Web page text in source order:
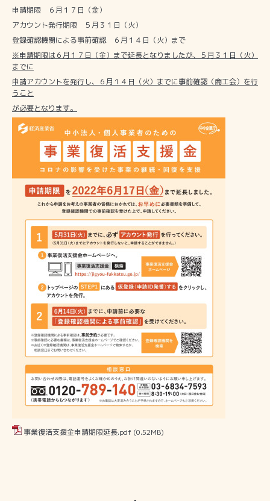
申請期限 ６月１７日（金）
アカウント発行期限 ５月３１日（火）
登録確認機関による事前確認 ６月１４日（火）まで
※申請期限は６月１７日（金）まで延長となりましたが、５月３１日（火）
までに
申請アカウントを発行し、６月１４日（火）までに事前確認（商工会）を行
うこと
が必要となります。
事業復活支援金申請期限延長.pdf (0.52MB)